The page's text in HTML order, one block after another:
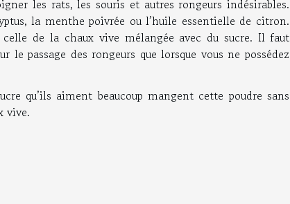
les rats, les souris et autres rongeurs indésirables.
la menthe poivrée ou l’huile essentielle de citron.
de la chaux vive mélangée avec du sucre. Il faut
le passage des rongeurs que lorsque vous ne possédez
qu’ils aiment beaucoup mangent cette poudre sans
vive.